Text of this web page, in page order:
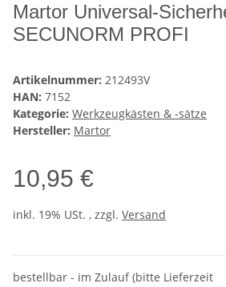
Martor Universal-
SECUNORM PROFI
Artikelnummer: 212493V
HAN: 7152
Kategorie: Werkzeugkästen & -sätze
Hersteller: Martor
10,95 €
inkl. 19% USt. , zzgl. Versand
bestellbar - im Zulauf (bitte Lieferzeit